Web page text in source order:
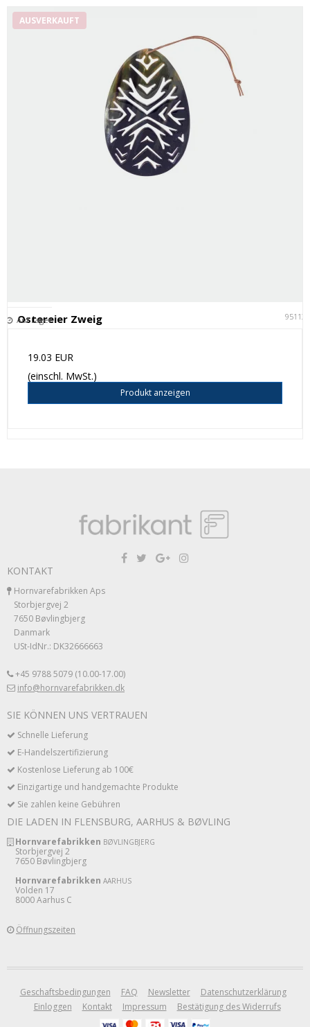
AUSVERKAUFT
Ostereier Zweig 95113
Auf Lager
19.03 EUR
(einschl. MwSt.)
Produkt anzeigen
KONTAKT
Hornvarefabrikken Aps
Storbjergvej 2
7650 Bøvlingbjerg
Danmark
USt-IdNr.: DK32666663
+45 9788 5079 (10.00-17.00)
info@hornvarefabrikken.dk
SIE KÖNNEN UNS VERTRAUEN
Schnelle Lieferung
E-Handelszertifizierung
Kostenlose Lieferung ab 100€
Einzigartige und handgemachte Produkte
Sie zahlen keine Gebühren
DIE LADEN IN FLENSBURG, AARHUS & BØVLING
Hornvarefabrikken BØVLINGBJERG
Storbjergvej 2
7650 Bøvlingbjerg
Hornvarefabrikken AARHUS
Volden 17
8000 Aarhus C
Öffnungszeiten
Geschaftsbedingungen FAQ Newsletter
Datenschutzerklärung
Einloggen
Kontakt Impressum Bestätigung des Widerrufs